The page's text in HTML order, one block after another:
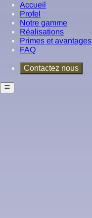
Accueil
Profel
Notre gamme
Réalisations
Primes et avantages
FAQ
Contactez nous